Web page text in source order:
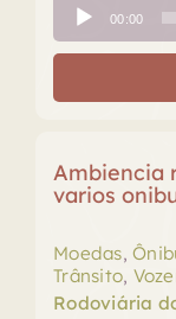
Tocador
de
áudio
00:00
Ambiencia
varios
Moedas,
Trânsito,
Rodoviária